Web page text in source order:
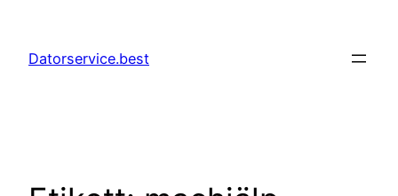
innehåll
Datorservice.best